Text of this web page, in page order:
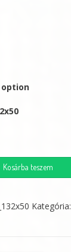
option
Kosárba teszem
Kategória: